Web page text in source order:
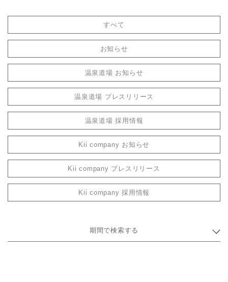
すべて
お知らせ
温泉道場 お知らせ
温泉道場 プレスリリース
温泉道場 採用情報
Kii company お知らせ
Kii company プレスリリース
Kii company 採用情報
期間で検索する